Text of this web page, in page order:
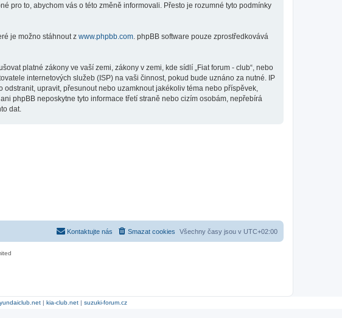
pro to, abychom vás o této změně informovali. Přesto je rozumné tyto podmínky
je možno stáhnout z www.phpbb.com . phpBB software pouze zprostředkovává
platné zákony ve vaší zemi, zákony v zemi, kde sídlí „Fiat forum - club“, nebo
internetových služeb (ISP) na vaši činnost, pokud bude uznáno za nutné. IP
upravit, přesunout nebo uzamknout jakékoliv téma nebo příspěvek,
phpBB neposkytne tyto informace třetí straně nebo cizím osobám, nepřebírá
dat.
Všechny časy jsou v UTC+02:00
Smazat cookies
Kontaktujte nás
| kia-club.net| suzuki-forum.cz